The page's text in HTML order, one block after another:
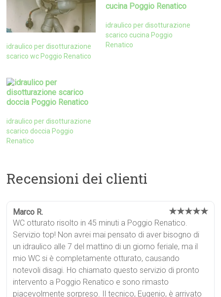
idraulico per disotturazione
scarico wc Poggio Renatico
idraulico per disotturazione
scarico cucina Poggio
Renatico
idraulico per disotturazione
scarico doccia Poggio
Renatico
Recensioni dei clienti
Marco R. ★★★★★
WC otturato risolto in 45 minuti a Poggio Renatico.
Servizio top! Non avrei mai pensato di aver bisogno di
un idraulico alle 7 del mattino di un giorno feriale, ma il
mio WC si è completamente otturato, causando
notevoli disagi. Ho chiamato questo servizio di pronto
intervento a Poggio Renatico e sono rimasto
piacevolmente sorpreso. Il tecnico, Eugenio, è arrivato